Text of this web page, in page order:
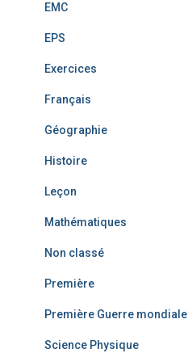
EMC
EPS
Exercices
Français
Géographie
Histoire
Leçon
Mathématiques
Non classé
Première
Première Guerre mondiale
Science Physique